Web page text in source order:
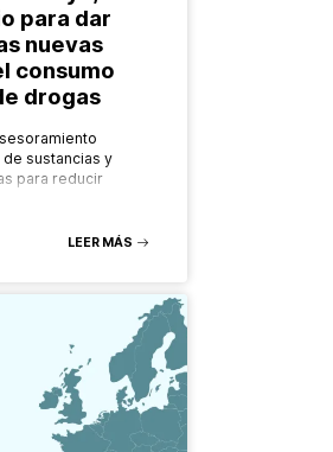
para dar
nuevas
consumo
drogas
sustancias y
para reducir
constantemente.
LEER MÁS